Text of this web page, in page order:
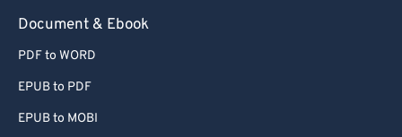
Document & Ebook
PDF to WORD
EPUB to PDF
EPUB to MOBI